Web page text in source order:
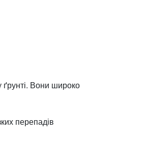
ґрунті. Вони широко
перепадів